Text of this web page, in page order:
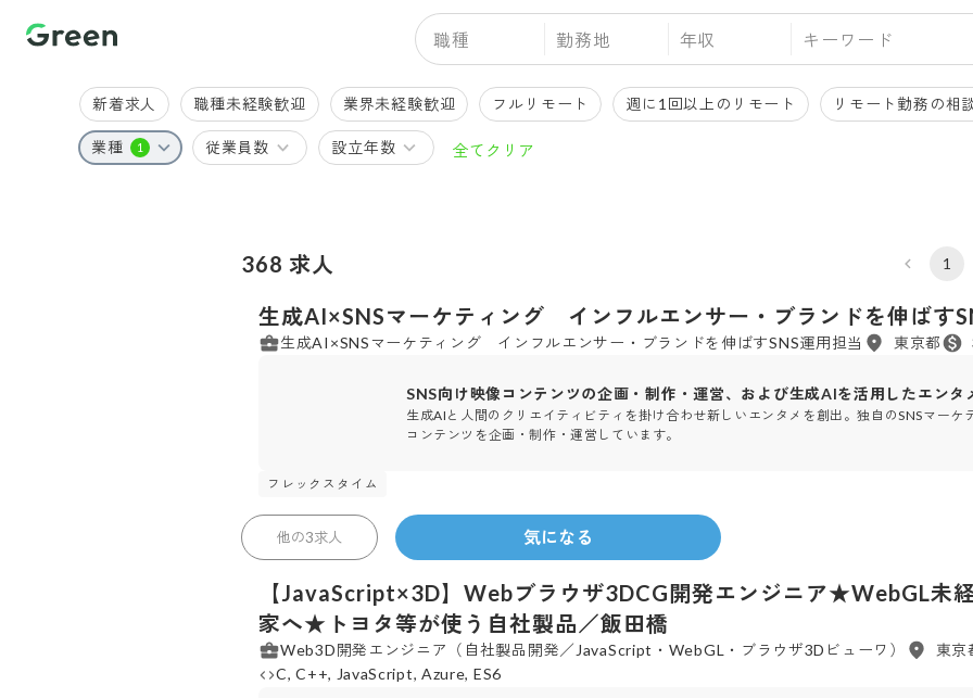
職種 勤務地 年収
新着求人 職種未経験歓迎 業界未経験歓迎 フルリモート 週に1回以上のリモート リモート勤務の相
業種 1 従業員数 設立年数 全てクリア
368 求人 1
株式会社 ZIG
生成AI×SNSマーケティング インフルエンサー・ブランドを伸ばす
生成AI×SNSマーケティング インフルエンサー・ブランドを伸ばすSNS運用担当 東京都
SNS向け映像コンテンツの企画・制作・運営、および生成AIを活用したエンタ
生成AIと人間のクリエイティビティを掛け合わせ新しいエンタメを創出。独自のSNSマーケ
コンテンツを企画・制作・運営しています。
フレックスタイム
他の3求人 気になる
New
ラティス・テクノロジー 株式会社 120人
【JavaScript×3D】Webブラウザ3DCG開発エンジニア★WebGL未
家へ★トヨタ等が使う自社製品／飯田橋
Web3D開発エンジニア（自社製品開発／JavaScript・WebGL・ブラウザ3Dビューワ） 東京
C, C++, JavaScript, Azure, ES6